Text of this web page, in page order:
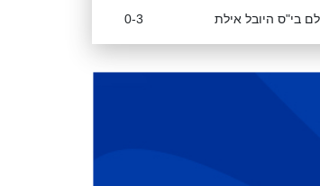
0-3 בי"ס היובל אילת